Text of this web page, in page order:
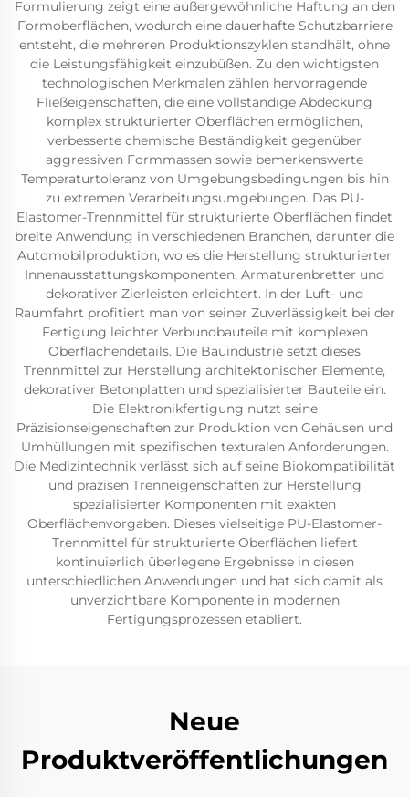
Formulierung zeigt eine außergewöhnliche Haftung an den
Formoberflächen, wodurch eine dauerhafte Schutzbarriere
entsteht, die mehreren Produktionszyklen standhält, ohne
die Leistungsfähigkeit einzubüßen. Zu den wichtigsten
technologischen Merkmalen zählen hervorragende
Fließeigenschaften, die eine vollständige Abdeckung
komplex strukturierter Oberflächen ermöglichen,
verbesserte chemische Beständigkeit gegenüber
aggressiven Formmassen sowie bemerkenswerte
Temperaturtoleranz von Umgebungsbedingungen bis hin
zu extremen Verarbeitungsumgebungen. Das PU-
Elastomer-Trennmittel für strukturierte Oberflächen findet
breite Anwendung in verschiedenen Branchen, darunter die
Automobilproduktion, wo es die Herstellung strukturierter
Innenausstattungskomponenten, Armaturenbretter und
dekorativer Zierleisten erleichtert. In der Luft- und
Raumfahrt profitiert man von seiner Zuverlässigkeit bei der
Fertigung leichter Verbundbauteile mit komplexen
Oberflächendetails. Die Bauindustrie setzt dieses
Trennmittel zur Herstellung architektonischer Elemente,
dekorativer Betonplatten und spezialisierter Bauteile ein.
Die Elektronikfertigung nutzt seine
Präzisionseigenschaften zur Produktion von Gehäusen und
Umhüllungen mit spezifischen texturalen Anforderungen.
Die Medizintechnik verlässt sich auf seine Biokompatibilität
und präzisen Trenneigenschaften zur Herstellung
spezialisierter Komponenten mit exakten
Oberflächenvorgaben. Dieses vielseitige PU-Elastomer-
Trennmittel für strukturierte Oberflächen liefert
kontinuierlich überlegene Ergebnisse in diesen
unterschiedlichen Anwendungen und hat sich damit als
unverzichtbare Komponente in modernen
Fertigungsprozessen etabliert.
Neue
Produktveröffentlichungen